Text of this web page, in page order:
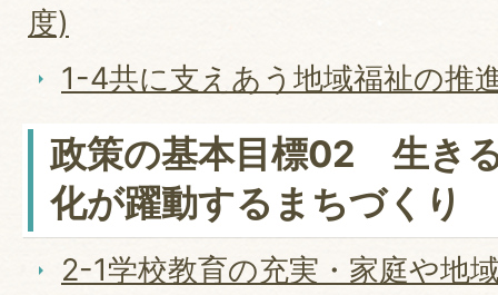
度)
1-4共に支えあう地域福祉の推
政策の基本目標02 生き
化が躍動するまちづくり
2-1学校教育の充実・家庭や地